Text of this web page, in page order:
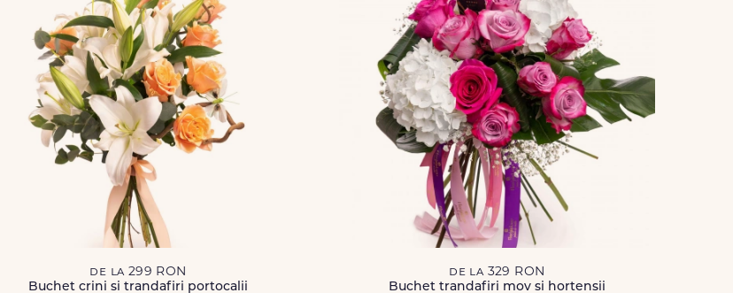
de la 299 RON
Buchet crini si trandafiri portocalii
de la 329 RON
Buchet trandafiri mov si hortensii